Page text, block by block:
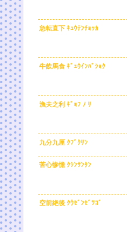
急転直下 ｷｭｳﾃﾝﾁｮｯｶ
牛飲馬食 ｷﾞｭｳｲﾝﾊﾞｼｮｸ
漁夫之利 ｷﾞｮﾌ ﾉ ﾘ
九分九厘 ｸﾌﾞｸﾘﾝ
苦心惨憺 ｸｼﾝｻﾝﾀﾝ
空前絶後 ｸｳｾﾞﾝｾﾞﾂｺﾞ